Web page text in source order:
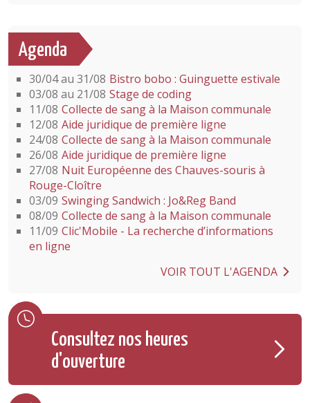
Agenda
30/04 au 31/08 Bistro bobo : Guinguette estivale
03/08 au 21/08 Stage de coding
11/08 Collecte de sang à la Maison communale
12/08 Aide juridique de première ligne
24/08 Collecte de sang à la Maison communale
26/08 Aide juridique de première ligne
27/08 Nuit Européenne des Chauves-souris à
Rouge-Cloître
03/09 Swinging Sandwich : Jo&Reg Band
08/09 Collecte de sang à la Maison communale
11/09 Clic'Mobile - La recherche d’informations
en ligne
VOIR TOUT L'AGENDA
Consultez nos heures
d'ouverture